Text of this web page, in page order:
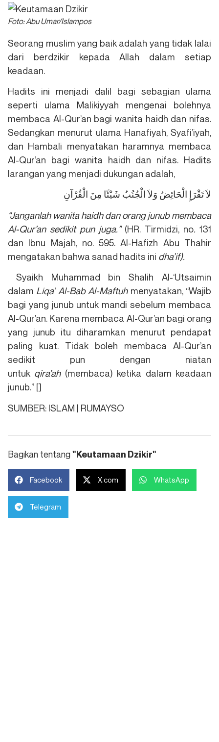
Foto: Abu Umar/Islampos
Seorang muslim yang baik adalah yang tidak lalai
dari berdzikir kepada Allah dalam setiap
keadaan.
Hadits ini menjadi dalil bagi sebagian ulama
seperti ulama Malikiyyah mengenai bolehnya
membaca Al-Qur’an bagi wanita haidh dan nifas.
Sedangkan menurut ulama Hanafiyah, Syafi’iyah,
dan Hambali menyatakan haramnya membaca
Al-Qur’an bagi wanita haidh dan nifas. Hadits
larangan yang menjadi dukungan adalah,
لاَ تَقْرَإِ الْحَائِضُ وَلاَ الْجُنُبُ شَيْئًا مِنَ الْقُرْآنِ
“Janganlah wanita haidh dan orang junub membaca
Al-Qur’an sedikit pun juga.” (HR. Tirmidzi, no. 131
dan Ibnu Majah, no. 595. Al-Hafizh Abu Thahir
mengatakan bahwa sanad hadits ini dha’if).
Syaikh Muhammad bin Shalih Al-‘Utsaimin
dalam Liqa’ Al-Bab Al-Maftuhmenyatakan, “Wajib
bagi yang junub untuk mandi sebelum membaca
Al-Qur’an. Karena membaca Al-Qur’an bagi orang
yang junub itu diharamkan menurut pendapat
paling kuat. Tidak boleh membaca Al-Qur’an
sedikit pun dengan niatan
untuk qira’ah(membaca) ketika dalam keadaan
junub.” []
SUMBER: ISLAM | RUMAYSO
Bagikan tentang"Keutamaan Dzikir"
Facebook X.com WhatsApp
Telegram